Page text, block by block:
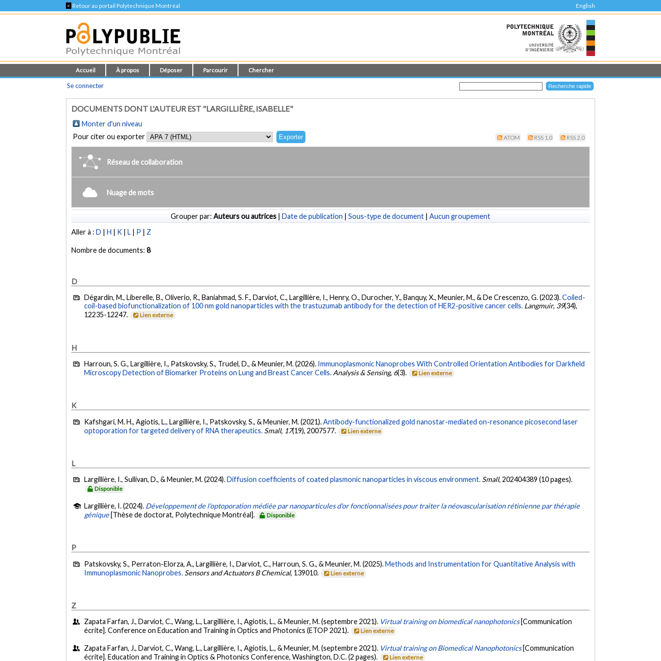
< Retour au portail Polytechnique Montréal English
Accueil À propos Déposer Parcourir Chercher
Se connecter
DOCUMENTS DONT L'AUTEUR EST "LARGILLIÈRE, ISABELLE"
Monter d'un niveau
Pour citer ou exporter
ATOM RSS 1.0 RSS 2.0
Réseau de collaboration
Nuage de mots
Grouper par: Auteurs ou autrices | Date de publication | Sous-type de document | Aucun groupement
Aller à :D |H | K |L | P | Z
Nombre de documents:8
D
Dégardin, M., Liberelle, B., Oliverio, R., Baniahmad, S. F., Darviot, C., Largillière, I., Henry, O., Durocher, Y., Banquy, X., Meunier, M., & De Crescenzo, G. (2023).Coiled-
coil-based biofunctionalization of 100 nm gold nanoparticles with the trastuzumab antibody for the detection of HER2-positive cancer cells. Langmuir, 39(34),
12235-12247.
Lien externe
H
Harroun, S. G., Largillière, I., Patskovsky, S., Trudel, D., & Meunier, M. (2026). Immunoplasmonic Nanoprobes With Controlled Orientation Antibodies for Darkfield
Microscopy Detection of Biomarker Proteins on Lung and Breast Cancer Cells. Analysis & Sensing, 6(3). Lien externe
K
Kafshgari, M. H., Agiotis, L., Largillière, I., Patskovsky, S., & Meunier, M. (2021).Antibody-functionalized gold nanostar-mediated on-resonance picosecond laser
optoporation for targeted delivery of RNA therapeutics. Small, 17(19), 2007577. Lien externe
L
Largillière, I., Sullivan, D., & Meunier, M. (2024).Diffusion coefficients of coated plasmonic nanoparticles in viscous environment. Small, 202404389 (10 pages).
Disponible
Largillière, I. (2024). Développement de l'optoporation médiée par nanoparticules d'or fonctionnalisées pour traiter la néovascularisation rétinienne par thérapie
génique [Thèse de doctorat, Polytechnique Montréal]. Disponible
P
Patskovsky, S., Perraton-Elorza, A., Largillière, I., Darviot, C., Harroun, S. G., & Meunier, M. (2025).Methods and Instrumentation for Quantitative Analysis with
Immunoplasmonic Nanoprobes. Sensors and Actuators B Chemical, 139010. Lien externe
Z
Zapata Farfan, J., Darviot, C., Wang, L., Largillière, I., Agiotis, L., & Meunier, M. (septembre 2021). Virtual training on biomedical nanophotonics [Communication
écrite]. Conference on Education and Training in Optics and Photonics (ETOP 2021).
Lien externe
Zapata Farfan, J., Darviot, C., Wang, L., Largillière, I., Agiotis, L., & Meunier, M. (septembre 2021). Virtual training on Biomedical Nanophotonics [Communication
écrite]. Education and Training in Optics & Photonics Conference, Washington, D.C. (2 pages).
Lien externe